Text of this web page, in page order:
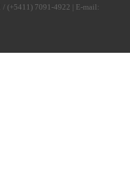
/ (+5411) 7091-4922 | E-mail: